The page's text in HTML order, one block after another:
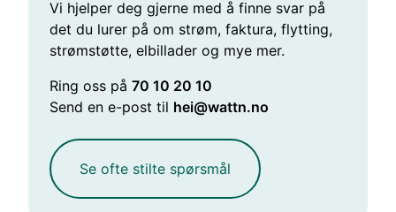
Vi hjelper deg gjerne med å finne svar på
det du lurer på om strøm, faktura, flytting,
strømstøtte, elbillader og mye mer.
Ring oss på 70 10 20 10
Send en e-post til hei@wattn.no
Se ofte stilte spørsmål